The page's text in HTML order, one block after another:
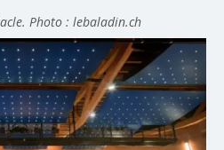
Photo : lebaladin.ch